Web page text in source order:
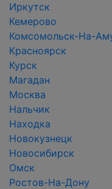
Иркутск
Кемерово
Комсомольск-На-
Красноярск
Курск
Магадан
Москва
Нальчик
Находка
Новокузнецк
Новосибирск
Омск
Ростов-На-Дону